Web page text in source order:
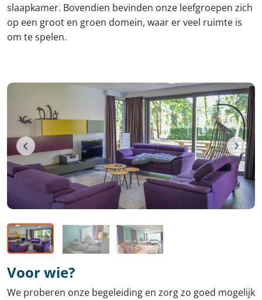
slaapkamer. Bovendien bevinden onze leefgroepen zich
op een groot en groen domein, waar er veel ruimte is
om te spelen.
Voor wie?
We proberen onze begeleiding en zorg zo goed mogelijk